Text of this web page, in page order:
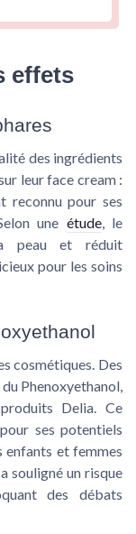
effets
des ingrédients
leurface cream:
reconnu pour ses
une étude, le
peau et réduit
pour les soins
cosmétiques. Des
Phenoxyethanol
Delia. Ce
ses potentiels
enfants etfemmes
souligné un risque
des débats